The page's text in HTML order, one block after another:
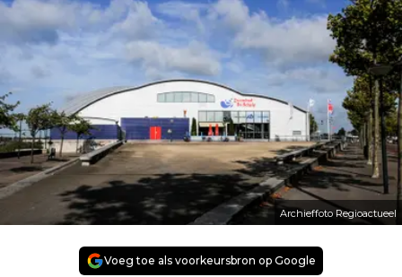
Archieffoto Regioactueel
Voeg toe als voorkeursbron op Google